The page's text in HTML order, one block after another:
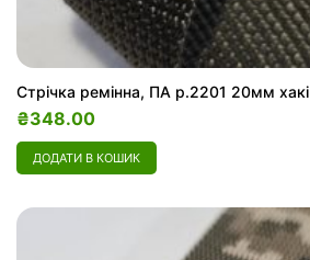
Стрічка ремінна, ПА р.2201 20мм хакі
₴348.00
ДОДАТИ В КОШИК